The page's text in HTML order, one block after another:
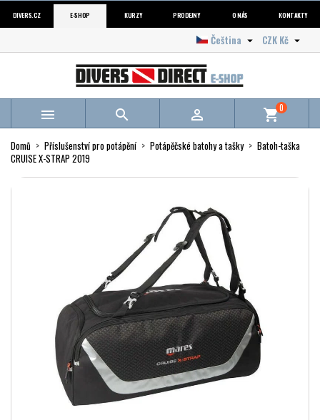
DIVERS.CZ E-SHOP KURZY PRODEJNY O NÁS KONTAKTY
CZK Kč 
Čeština 
   shopping_cart0
Domů Příslušenství pro potápění Potápěčské batohy a tašky
Batoh-taška
CRUISE X-STRAP 2019